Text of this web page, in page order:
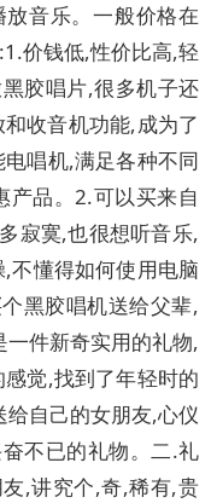
音乐。一般价格在
价钱低,性价比高,轻
胶唱片,很多机子还
收音机功能,成为了
唱机,满足各种不同
产品。2.可以买来自
寂寞,也很想听音乐,
不懂得如何使用电脑
黑胶唱机送给父辈,
件新奇实用的礼物,
觉,找到了年轻时的
自己的女朋友,心仪
不已的礼物。二.礼
,讲究个,奇,稀有,贵